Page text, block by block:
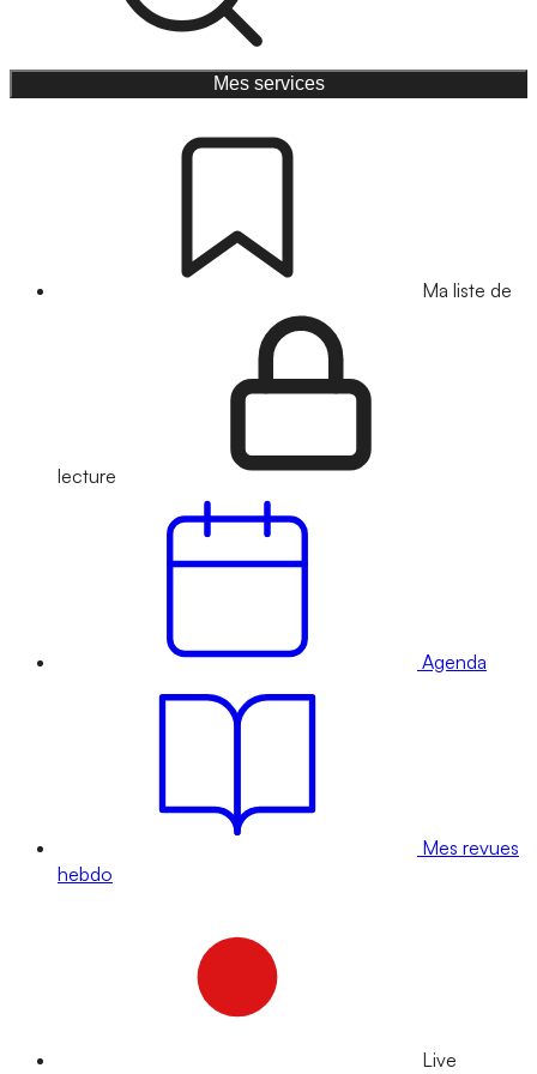
Mes services
Ma liste de
lecture
Agenda
Mes revues
hebdo
Live